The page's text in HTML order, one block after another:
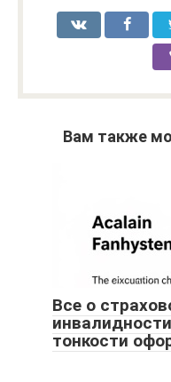
Вам также
Все о
тонкости